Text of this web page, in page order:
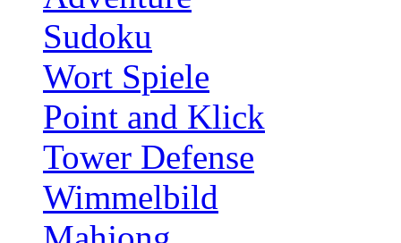
Sudoku
Wort Spiele
Point and Klick
Tower Defense
Wimmelbild